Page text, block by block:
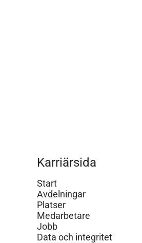
Karriärsida
Start
Avdelningar
Platser
Medarbetare
Jobb
Data och integritet